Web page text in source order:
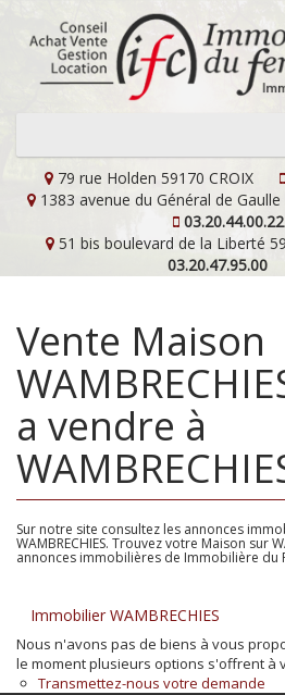
79 rue Holden 59170 CROIX
1383 avenue du Général de Gaulle
03.20.44.00.22
51 bis boulevard de la Liberté
03.20.47.95.00
Vente Maison
a vendre à
Sur notre site consultez les annonces
WAMBRECHIES. Trouvez votre Maison sur
annonces immobilières de Immobilière du
Immobilier WAMBRECHIES
Nous n'avons pas de biens à vous
le moment plusieurs options s'offrent à
Transmettez-nous votre demande